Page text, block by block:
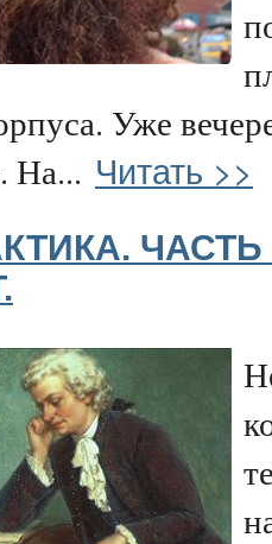
Уже
На... Читать >>